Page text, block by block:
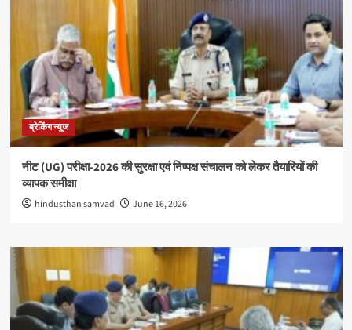
ब्रेकिंग न्यूज
नीट (UG) परीक्षा-2026 की सुरक्षा एवं निष्पक्ष संचालन को लेकर तैयारियों की
व्यापक समीक्षा
hindusthan samvad June 16, 2026